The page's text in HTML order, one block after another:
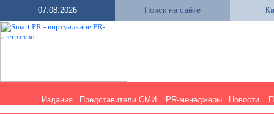
07.08.2026 Поиск на сайте
Издания Представители СМИ PR-менеджеры Новости